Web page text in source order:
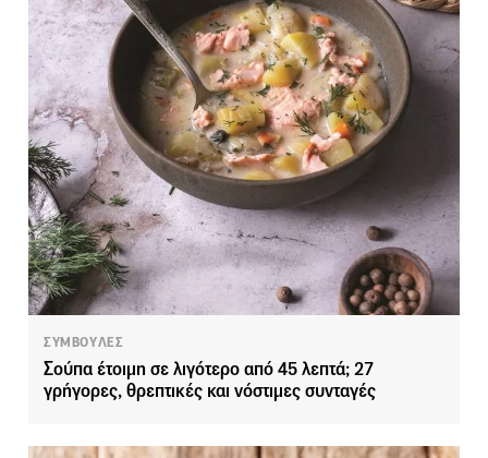
ΣΥΜΒΟΥΛΕΣ
Σούπα έτοιμη σε λιγότερο από 45 λεπτά; 27
γρήγορες, θρεπτικές και νόστιμες συνταγές